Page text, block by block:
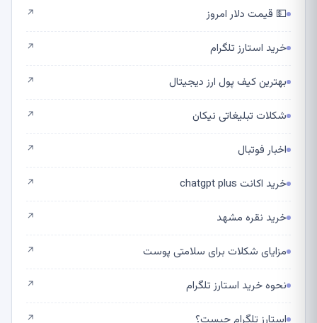
💵 قیمت دلار امروز ↗
خرید استارز تلگرام ↗
بهترین کیف پول ارز دیجیتال ↗
شکلات تبلیغاتی نیکان ↗
اخبار فوتبال ↗
خرید اکانت chatgpt plus ↗
خرید نقره مشهد ↗
مزایای شکلات برای سلامتی پوست ↗
نحوه خرید استارز تلگرام ↗
↗